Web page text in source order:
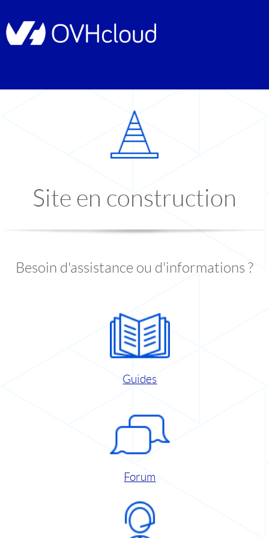
Site en construction
Besoin d'assistance ou d'informations ?
Guides
Forum